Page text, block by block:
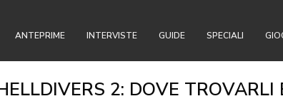
ANTEPRIME INTERVISTE GUIDE SPECIALI
2: DOVE TROVARLI